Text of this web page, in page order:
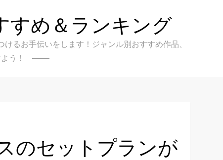
すめ＆ランキング
るお手伝いをします！ジャンル別おすすめ作品、
う！
のセットプランが